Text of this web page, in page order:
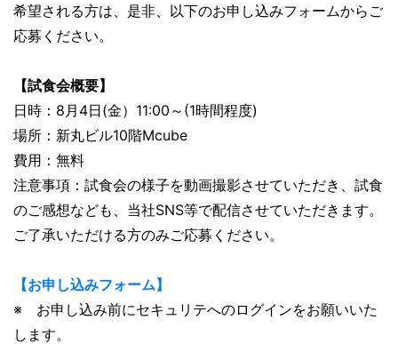
希望される方は、是非、以下のお申し込みフォームからご
応募ください。
【試食会概要】
日時：8月4日(金）11:00～(1時間程度)
場所：新丸ビル10階Mcube
費用：無料
注意事項：試食会の様子を動画撮影させていただき、試食
のご感想なども、当社SNS等で配信させていただきます。
ご了承いただける方のみご応募ください。
【お申し込みフォーム】
※ お申し込み前にセキュリテへのログインをお願いいた
します。